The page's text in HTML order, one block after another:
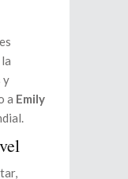
la
y
a Emily